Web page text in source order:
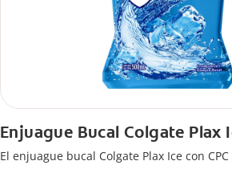
Enjuague Bucal Colgate Plax
El enjuague bucal Colgate Plax Ice con